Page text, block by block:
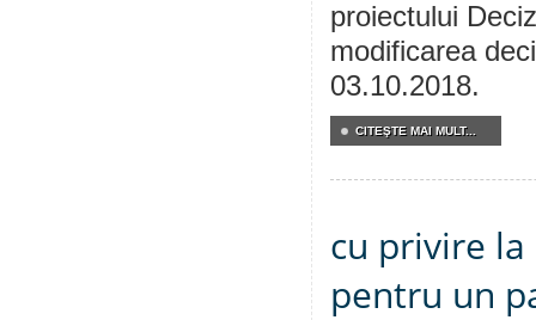
proiectului
modificarea
03.10.2018.
CITEŞTE MAI MULT...
cu privire
pentru un